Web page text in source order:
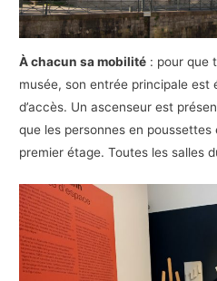
À chacun sa mobilité : pour que
musée, son entrée principale est
d’accès. Un ascenseur est
que les personnes en
premier étage. Toutes les salles